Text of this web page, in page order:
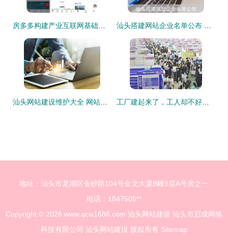
地址：汕头市龙湖区金砂路104号金龙大厦B幢9层A号房之一
电话：1847505**
Copyright © 2026 www.qcw1688.com 汕头网站建设 汕头市启成网络
科技有限公司 汕头网站建设 版权所有 Sitemap